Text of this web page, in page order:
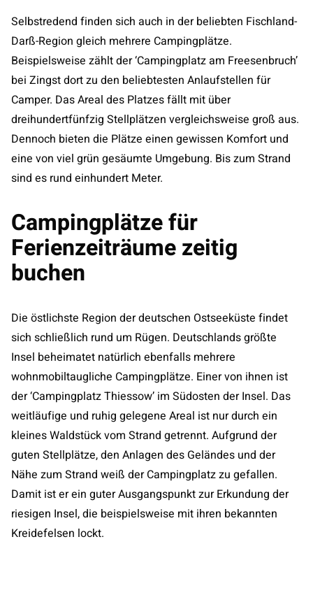
Selbstredend finden sich auch in der beliebten Fischland-
Darß-Region gleich mehrere Campingplätze.
Beispielsweise zählt der ‘Campingplatz am Freesenbruch’
bei Zingst dort zu den beliebtesten Anlaufstellen für
Camper. Das Areal des Platzes fällt mit über
dreihundertfünfzig Stellplätzen vergleichsweise groß aus.
Dennoch bieten die Plätze einen gewissen Komfort und
eine von viel grün gesäumte Umgebung. Bis zum Strand
sind es rund einhundert Meter.
Campingplätze für
Ferienzeiträume zeitig
buchen
Die östlichste Region der deutschen Ostseeküste findet
sich schließlich rund um Rügen. Deutschlands größte
Insel beheimatet natürlich ebenfalls mehrere
wohnmobiltaugliche Campingplätze. Einer von ihnen ist
der ‘Campingplatz Thiessow’ im Südosten der Insel. Das
weitläufige und ruhig gelegene Areal ist nur durch ein
kleines Waldstück vom Strand getrennt. Aufgrund der
guten Stellplätze, den Anlagen des Geländes und der
Nähe zum Strand weiß der Campingplatz zu gefallen.
Damit ist er ein guter Ausgangspunkt zur Erkundung der
riesigen Insel, die beispielsweise mit ihren bekannten
Kreidefelsen lockt.